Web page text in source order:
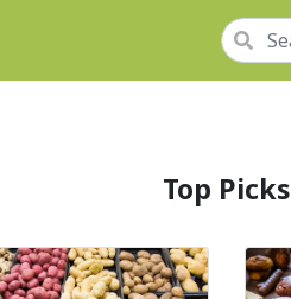
Top Picks